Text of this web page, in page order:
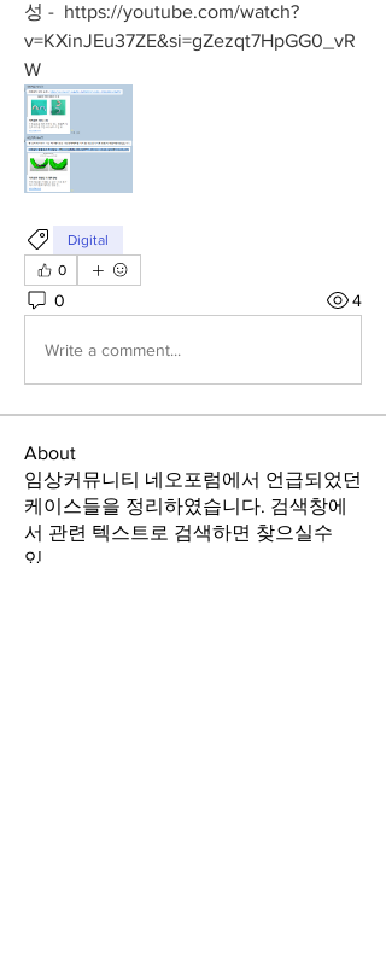
성 - https://youtube.com/watch?
v=KXinJEu37ZE&si=gZezqt7HpGG0_vR
W
Digital
0
0 4
Write a comment...
About
임상커뮤니티 네오포럼에서 언급되었던
케이스들을 정리하였습니다. 검색창에
서 관련 텍스트로 검색하면 찾으실수
있